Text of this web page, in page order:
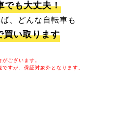
でも大丈夫！
、どんな自転車も
買い取ります
ございます。
すが、保証対象外となります。